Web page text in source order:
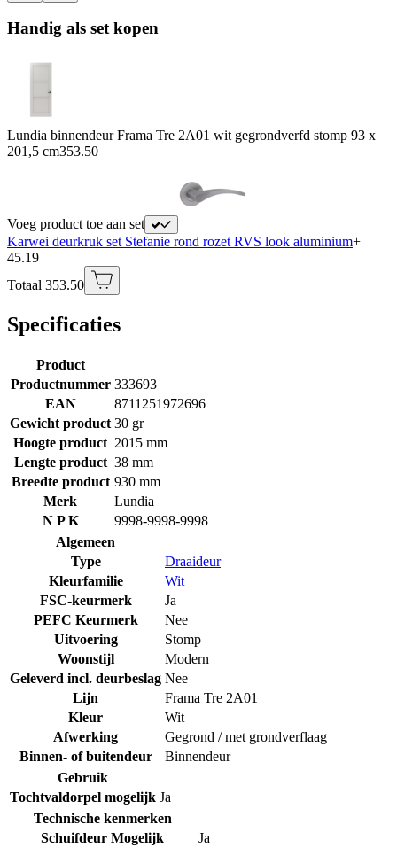
Handig als set kopen
Lundia binnendeur Frama Tre 2A01 wit gegrondverfd stomp 93 x
201,5 cm353.50
Voeg product toe aan set
Karwei deurkruk set Stefanie rond rozet RVS look aluminium+
45.19
Totaal 353.50
Specificaties
Product
Productnummer 333693
EAN
8711251972696
Gewicht product 30 gr
Hoogte product 2015 mm
Lengte product 38 mm
Breedte product 930 mm
Merk
Lundia
N P K
9998-9998-9998
Algemeen
Type
Draaideur
Kleurfamilie
Wit
FSC-keurmerk
Ja
PEFC Keurmerk
Nee
Uitvoering
Stomp
Woonstijl
Modern
Geleverd incl. deurbeslag Nee
Lijn
Frama Tre 2A01
Kleur
Wit
Afwerking
Gegrond / met grondverflaag
Binnen- of buitendeur
Binnendeur
Gebruik
Tochtvaldorpel mogelijk Ja
Technische kenmerken
Schuifdeur Mogelijk
Ja